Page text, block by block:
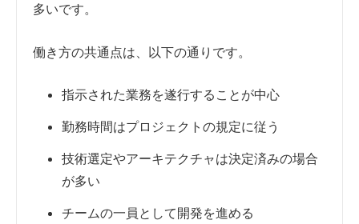
多いです。
働き方の共通点は、以下の通りです。
指示された業務を遂行することが中心
勤務時間はプロジェクトの規定に従う
技術選定やアーキテクチャは決定済みの場合
が多い
チームの一員として開発を進める